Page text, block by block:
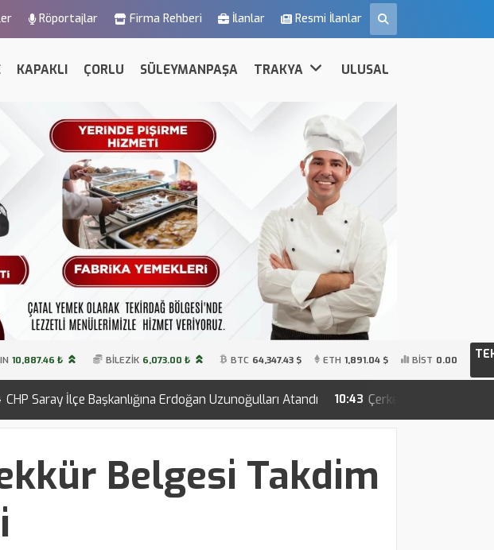
Röportajlar Firma Rehberi İlanlar Resmi İlanlar
KAPAKLI ÇORLU SÜLEYMANPAŞA TRAKYA ULUSAL
10,887.46 ₺ BİLEZİK 6,073.00 ₺ BTC 64,347.43 $ ETH 1,891.04 $ BİST 0.00
Erdoğan Uzunoğulları Atandı 10:43 Çerkezköy'de Feci Motosiklet Kazası: 22
Belgesi Takdim